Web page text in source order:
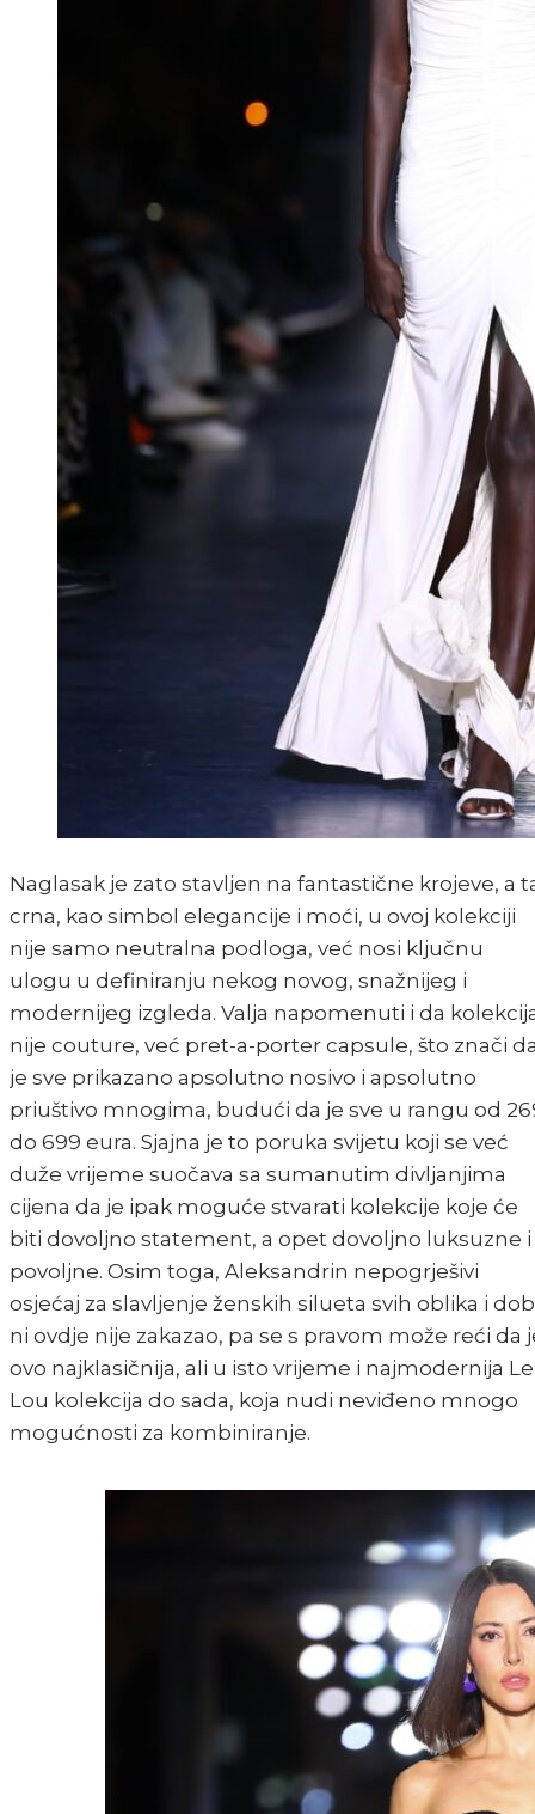
Naglasak je zato stavljen na fantastične krojeve, a
crna, kao simbol elegancije i moći, u ovoj kolekciji
nije samo neutralna podloga, već nosi ključnu
ulogu u definiranju nekog novog, snažnijeg i
modernijeg izgleda. Valja napomenuti i da
nije couture, već pret-a-porter capsule, što znači
je sve prikazano apsolutno nosivo i apsolutno
priuštivo mnogima, budući da je sve u rangu od
do 699 eura. Sjajna je to poruka svijetu koji se već
duže vrijeme suočava sa sumanutim divljanjima
cijena da je ipak moguće stvarati kolekcije koje će
biti dovoljno statement, a opet dovoljno luksuzne i
povoljne. Osim toga, Aleksandrin nepogrješivi
osjećaj za slavljenje ženskih silueta svih oblika i
ni ovdje nije zakazao, pa se s pravom može reći da
ovo najklasičnija, ali u isto vrijeme i najmodernija
Lou kolekcija do sada, koja nudi neviđeno mnogo
mogućnosti za kombiniranje.